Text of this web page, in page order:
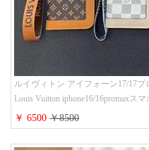
ルイヴィトン アイフォーン17/17
Louis Vuitton iphone16/16promaxス
iphone15/14/13ケース ビジネス風
人 可愛い
￥ 6500￥8500